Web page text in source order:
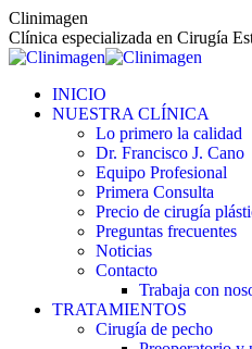
Saltar
al
contenido
Clinimagen
Clínica especializada en Cirugía
INICIO
NUESTRA CLÍNICA
Lo primero la calidad
Dr. Francisco J. Cano
Equipo Profesional
Primera Consulta
Precio de cirugía
Preguntas frecuentes
Noticias
Contacto
Trabaja con
TRATAMIENTOS
Cirugía de pecho